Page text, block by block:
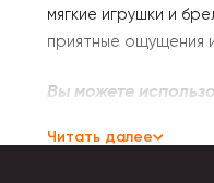
мягкие игрушки и
приятные ощущения
Вы можете
Читать далее